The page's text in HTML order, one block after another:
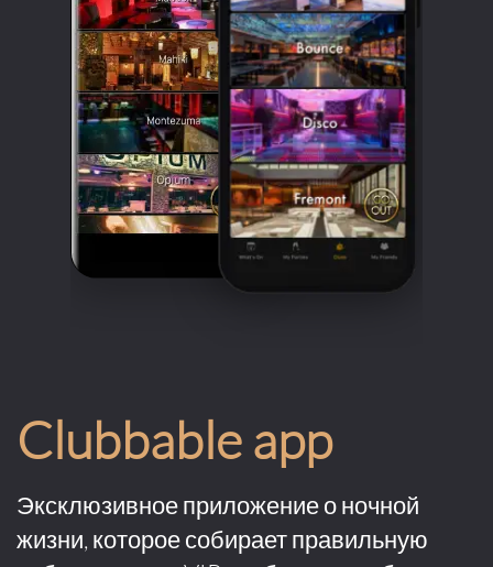
Clubbable app
Эксклюзивное приложение о ночной
жизни, которое собирает правильную